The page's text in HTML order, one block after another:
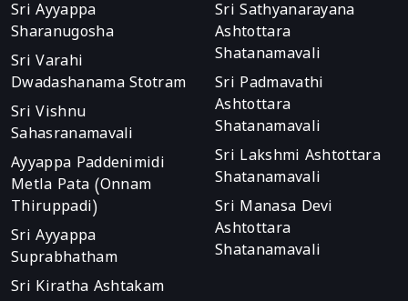
Sri Ayyappa
Sharanugosha
Sri Varahi
Dwadashanama Stotram
Sri Vishnu
Sahasranamavali
Ayyappa Paddenimidi
Metla Pata (Onnam
Thiruppadi)
Sri Ayyappa
Suprabhatham
Sri Kiratha Ashtakam
Sri Sathyanarayana
Ashtottara
Shatanamavali
Sri Padmavathi
Ashtottara
Shatanamavali
Sri Lakshmi Ashtottara
Shatanamavali
Sri Manasa Devi
Ashtottara
Shatanamavali